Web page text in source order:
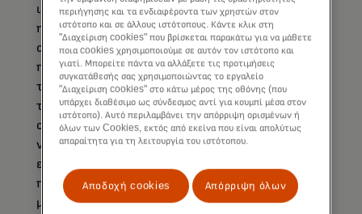
ισοτιμία μετατροπής νομίσματος κατά την
ημερομηνία και ώρα επεξεργασίας της
συναλλαγής. Εάν η μετατροπή της συναλλαγής
πραγματοποιηθεί από τον έμπορο ή τον χειριστή
του ATM, οι τιμές μετατροπής συναλλάγματος
της Mastercard δεν ισχύουν. Αυτό συμβαίνει
συνήθως όταν επιλέγετε να πληρώσετε στο
νόμισμα της κάρτας σας και όχι στο νόμισμα του
εμπόρου ή του ΑΤΜ. Για περισσότερες
πληροφορίες σχετικά με την ισοτιμία
μετατροπής νομίσματος για αγορές στην
περιήγησης και τα ενδιαφέροντα των χρηστών στον
ιστότοπο και σε άλλους ιστότοπους. Κάντε κλικ στη
"Διαχείριση cookies" που βρίσκεται παρακάτω για να μάθετε
ποια cookies χρησιμοποιούμε σε αυτόν τον ιστότοπο και
γιατί. Μπορείτε πάντα να αλλάξετε τις προτιμήσεις
συγκατάθεσής σας χρησιμοποιώντας το εργαλείο
"Διαχείριση cookies" στο κάτω μέρος της οθόνης (που
υπάρχει διαθέσιμο ως σύνδεσμος αντί για κουμπί μέσα στον
ιστότοπο). Αυτό περιλαμβάνει την απόρριψη ορισμένων ή
όλων των Cookies, εκτός από εκείνα που είναι απολύτως
απαραίτητα για τη λειτουργία του ιστότοπου.
Αποδοχή cookies Απόρριψη όλων